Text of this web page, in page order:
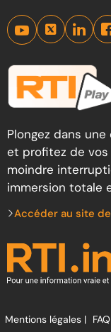
Plongez dans
et profitez de vos
moindre
immersion totale
Accéder au site de
Mentions légales |